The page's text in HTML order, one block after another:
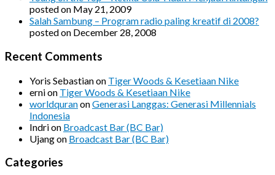
posted on May 21, 2009
Salah Sambung – Program radio paling kreatif di 2008?
posted on December 28, 2008
Recent Comments
Yoris Sebastianon Tiger Woods & Kesetiaan Nike
ernion Tiger Woods & Kesetiaan Nike
worldquranonGenerasi Langgas: Generasi Millennials
Indonesia
Indrion Broadcast Bar (BC Bar)
Ujangon Broadcast Bar (BC Bar)
Categories